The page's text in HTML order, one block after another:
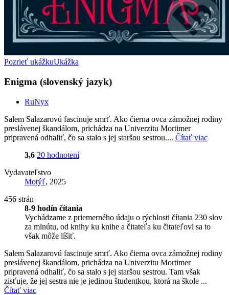
Pozrieť ukážkuUkážka
Enigma (slovenský jazyk)
RuNyx
Salem Salazarovú fascinuje smrť. Ako čierna ovca zámožnej rodiny
preslávenej škandálom, prichádza na Univerzitu Mortimer
pripravená odhaliť, čo sa stalo s jej staršou sestrou.... Čítať viac
3,6 20 hodnotení
Vydavateľstvo
Motýľ, 2025
456 strán
8-9 hodín čítania
Vychádzame z priemerného údaju o rýchlosti čítania 230 slov
za minútu, od knihy ku knihe a čitateľa ku čitateľovi sa to
však môže líšiť.
Salem Salazarovú fascinuje smrť. Ako čierna ovca zámožnej rodiny
preslávenej škandálom, prichádza na Univerzitu Mortimer
pripravená odhaliť, čo sa stalo s jej staršou sestrou. Tam však
zisťuje, že jej sestra nie je jedinou študentkou, ktorá na škole ...
Čítať viac